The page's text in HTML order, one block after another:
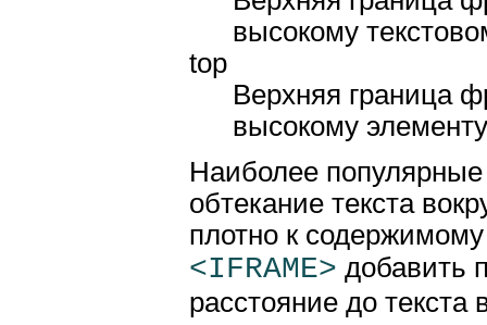
высокому
top
Верхняя граница
высокому
Наиболее
обтекание текста
плотно к
<IFRAME> добавить
расстояние до текста